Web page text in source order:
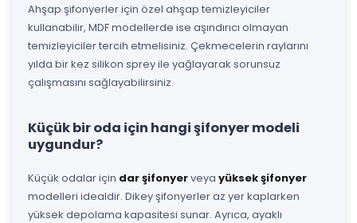
Ahşap şifonyerler için özel ahşap temizleyiciler
kullanabilir, MDF modellerde ise aşındırıcı olmayan
temizleyiciler tercih etmelisiniz. Çekmecelerin raylarını
yılda bir kez silikon sprey ile yağlayarak sorunsuz
çalışmasını sağlayabilirsiniz.
Küçük bir oda için hangi şifonyer modeli
uygundur?
Küçük odalar için dar şifonyerveya yüksek şifonyer
modelleri idealdir. Dikey şifonyerler az yer kaplarken
yüksek depolama kapasitesi sunar. Ayrıca, ayaklı